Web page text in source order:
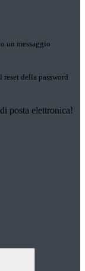
un messaggio
della password
posta elettronica!